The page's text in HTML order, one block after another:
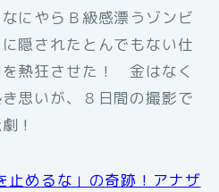
にやらＢ級感漂うゾンビ
隠されたとんでもない仕
熱狂させた！ 金はなく
思いが、８日間の撮影で
！
止めるな」の奇跡！アナザ